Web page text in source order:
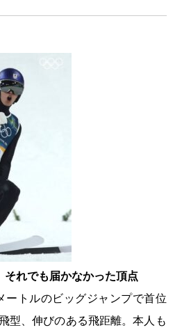
それでも届かなかった頂点
ートルのビッグジャンプで首位
型、伸びのある飛距離。本人も